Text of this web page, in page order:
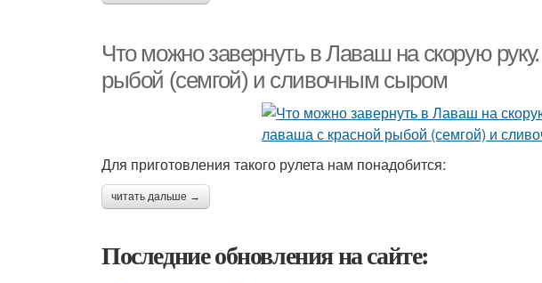
Что можно завернуть в Лаваш на скорую
рыбой (семгой) и сливочным сыром
Для приготовления такого рулета нам понадобится:
читать дальше →
Последние обновления на сайте: